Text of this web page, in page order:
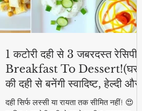
1 कटोरी दही से 3 जबरदस्त रेसिपी –
Breakfast To Dessert!(घर
की दही से बनेंगी स्वादिष्ट, हेल्दी और
आसान डिशेज)
दही सिर्फ लस्सी या रायता तक सीमित नहीं! 😍